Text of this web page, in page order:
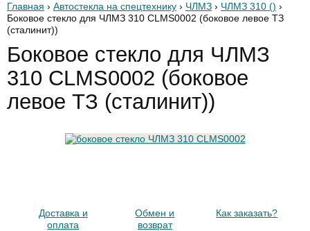
Главная › Автостекла на спецтехнику › ЧЛМЗ › ЧЛМЗ 310 () ›
Боковое стекло для ЧЛМЗ 310 CLMS0002 (боковое левое ТЗ
(сталинит))
Боковое стекло для ЧЛМЗ
310 CLMS0002 (боковое
левое ТЗ (сталинит))
Доставка и
оплата
Обмен и
возврат
Как заказать?